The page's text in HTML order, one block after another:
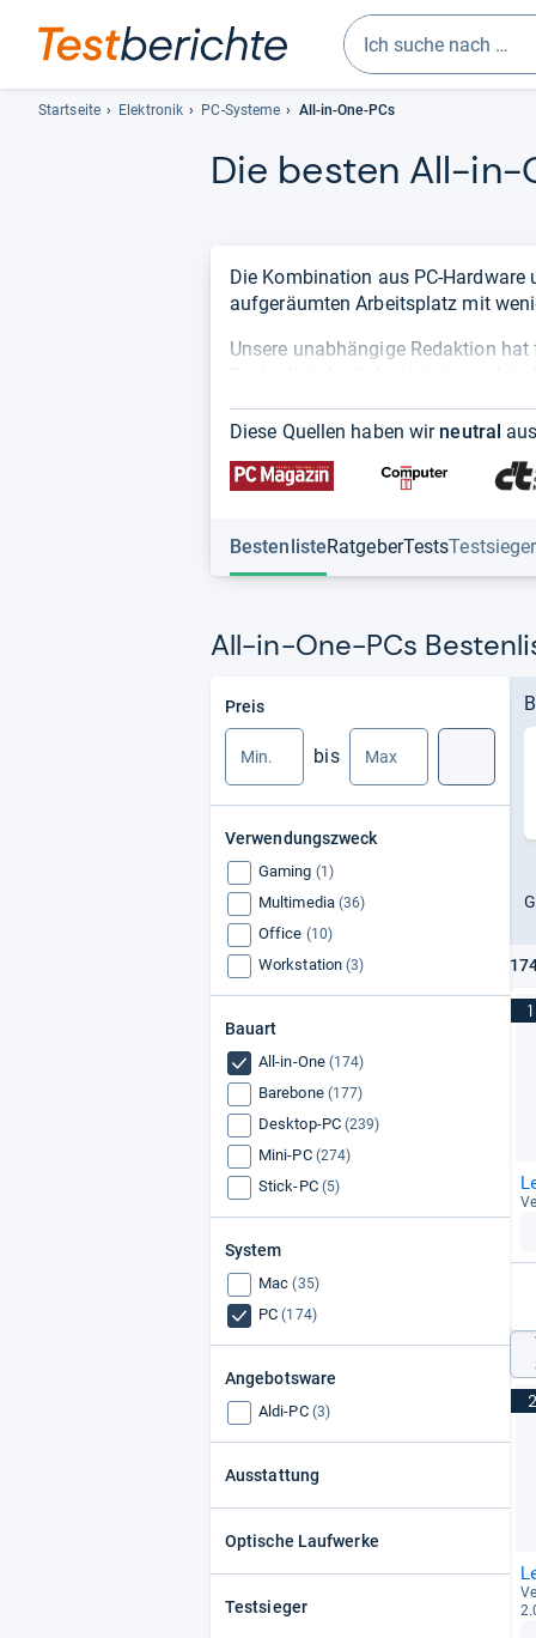
Geben
Sie
drei
Zeichen
erscheinen
automatisch
lassen
den
auswählen.
Startseite Elektronik PC-Systeme All-in-One-PCs
Die bes­ten All-​in-​
Die Kombination aus PC-
aufgeräumten Arbeitsplatz mit
Unsere unabhängige Redaktion
Yoga A940 mit der Note 1,0.
Diese Quellen haben wir neutral
BestenlisteRatgeberTestsTestsieger
All-in-One-PCs
Preis
bis
Verwendungszweck
Gaming (1)
Multimedia (36)
Office (10)
Workstation (3)
Bauart
All-in-One (174)
Barebone (177)
Desktop-PC (239)
Mini-PC (274)
Stick-PC (5)
System
Mac (35)
PC (174)
Angebotsware
Aldi-PC (3)
Ausstattung
Optische Laufwerke
Testsieger
1